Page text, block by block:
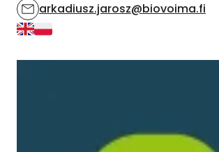
arkadiusz.jarosz@biovoima.fi